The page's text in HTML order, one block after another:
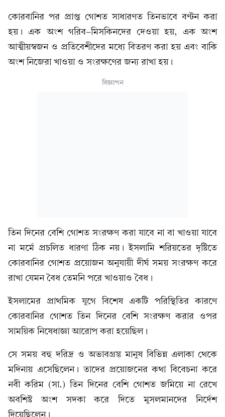
কোরবানির পর প্রাপ্ত গোশত সাধারণত তিনভাবে বণ্টন করা
হয়। এক অংশ গরিব-মিসকিনদের দেওয়া হয়, এক অংশ
আত্মীয়স্বজন ও প্রতিবেশীদের মধ্যে বিতরণ করা হয় এবং বাকি
অংশ নিজেরা খাওয়া ও সংরক্ষণের জন্য রাখা হয়।
বিজ্ঞাপন
তিন দিনের বেশি গোশত সংরক্ষণ করা যাবে না বা খাওয়া যাবে
না মর্মে প্রচলিত ধারণা ঠিক নয়। ইসলামি শরিয়তের দৃষ্টিতে
কোরবানির গোশত প্রয়োজন অনুযায়ী দীর্ঘ সময় সংরক্ষণ করে
রাখা যেমন বৈধ তেমনি পরে খাওয়াও বৈধ।
ইসলামের প্রাথমিক যুগে বিশেষ একটি পরিস্থিতির কারণে
কোরবানির গোশত তিন দিনের বেশি সংরক্ষণ করার ওপর
সাময়িক নিষেধাজ্ঞা আরোপ করা হয়েছিল।
সে সময় বহু দরিদ্র ও অভাবগ্রস্ত মানুষ বিভিন্ন এলাকা থেকে
মদিনায় এসেছিলেন। তাদের প্রয়োজনের কথা বিবেচনা করে
নবী করিম (সা.) তিন দিনের বেশি গোশত জমিয়ে না রেখে
অবশিষ্ট অংশ সদকা করে দিতে মুসলমানদের নির্দেশ
দিয়েছিলেন।